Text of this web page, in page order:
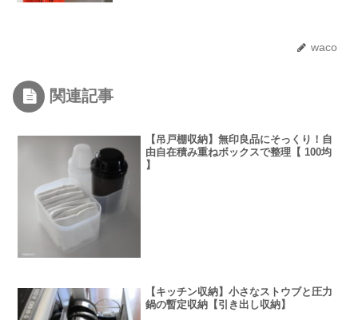
waco
関連記事
【吊戸棚収納】無印良品にそっくり！自
由自在積み重ねボックスで整理【 100均
】
【キッチン収納】小さなストウブと圧力
鍋の暫定収納【引き出し収納】